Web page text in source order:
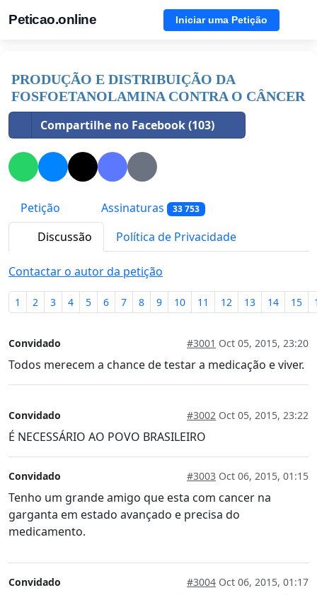
Peticao.online Iniciar uma Petição
PRODUÇÃO E DISTRIBUIÇÃO DA
FOSFOETANOLAMINA CONTRA O CÂNCER
Compartilhe no Facebook (103)
Petição Assinaturas 33 753
Discussão Política de Privacidade
Contactar o autor da petição
1 2 3 4 5 6 7 8 9 10 11 12 13 14 15
Convidado #3001 Oct 05, 2015, 23:20
Todos merecem a chance de testar a medicação e viver.
Convidado #3002 Oct 05, 2015, 23:22
É NECESSÁRIO AO POVO BRASILEIRO
Convidado #3003 Oct 06, 2015, 01:15
Tenho um grande amigo que esta com cancer na
garganta em estado avançado e precisa do
medicamento.
Convidado #3004 Oct 06, 2015, 01:17